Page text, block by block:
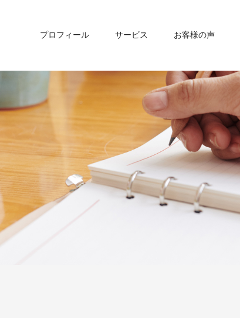
プロフィール サービス お客様の声